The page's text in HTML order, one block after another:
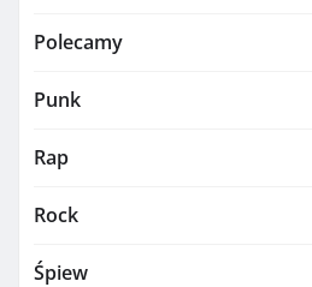
Polecamy
Punk
Rap
Rock
Śpiew